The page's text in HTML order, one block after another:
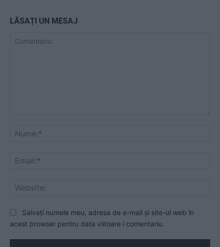
LĂSAȚI UN MESAJ
Salvați numele meu, adresa de e-mail și site-ul web în
acest browser pentru data viitoare i comentariu.